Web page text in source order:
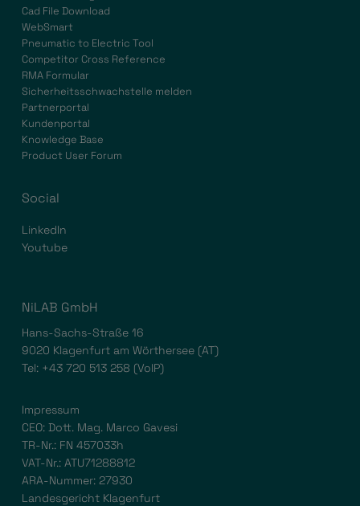
Cad File Download
WebSmart
Pneumatic to Electric Tool
Competitor Cross Reference
RMA Formular
Sicherheitsschwachstelle melden
Partnerportal
Kundenportal
Knowledge Base
Product User Forum
Social
LinkedIn
Youtube
NiLAB GmbH
Hans-Sachs-Straße 16
9020 Klagenfurt am Wörthersee (AT)
Tel: +43 720 513 258 (VoIP)
Impressum
CEO: Dott. Mag. Marco Gavesi
TR-Nr.: FN 457033h
VAT-Nr.: ATU71288812
ARA-Nummer: 27930
Landesgericht Klagenfurt